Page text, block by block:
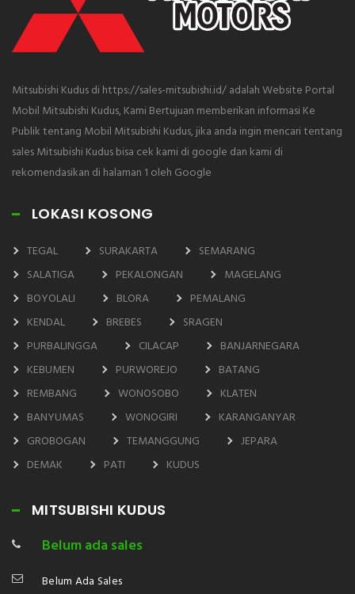
Mitsubishi Kudus di https://sales-mitsubishi.id/ adalah Website Portal
Mobil Mitsubishi Kudus, Kami Bertujuan memberikan informasi Ke
Publik tentang Mobil Mitsubishi Kudus, jika anda ingin mencari tentang
sales Mitsubishi Kudus bisa cek kami di google dan kami di
rekomendasikan di halaman 1 oleh Google
LOKASI KOSONG
TEGAL SURAKARTA
SEMARANG
SALATIGA
PEKALONGAN
MAGELANG
BOYOLALI
BLORA
PEMALANG
KENDAL
BREBES
SRAGEN
PURBALINGGA
CILACAP
BANJARNEGARA
KEBUMEN
PURWOREJO
BATANG
REMBANG
WONOSOBO
KLATEN
BANYUMAS
WONOGIRI
KARANGANYAR
GROBOGAN
TEMANGGUNG
JEPARA
DEMAK
PATI KUDUS
MITSUBISHI KUDUS
Belum ada sales
Belum Ada Sales